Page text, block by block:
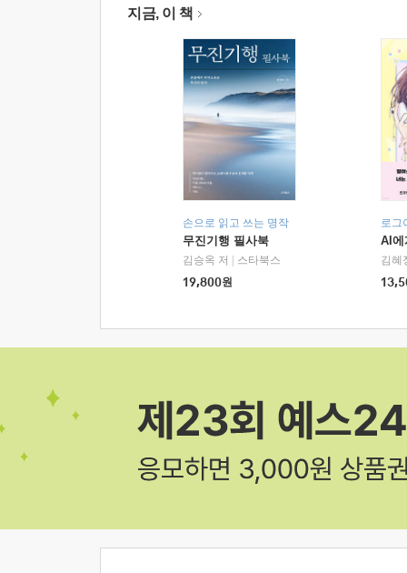
지금, 이 책
손으로 읽고 쓰는 명작
무진기행 필사북
김승옥 저
스타북스
19,800원
로그
AI에
김혜